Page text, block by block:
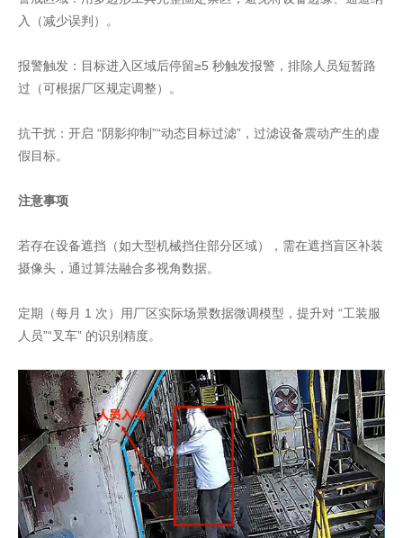
入（减少误判）。
报警触发：目标进入区域后停留≥5 秒触发报警，排除人员短暂路
过（可根据厂区规定调整）。
抗干扰：开启 “阴影抑制”“动态目标过滤”，过滤设备震动产生的虚
假目标。
注意事项
若存在设备遮挡（如大型机械挡住部分区域），需在遮挡盲区补装
摄像头，通过算法融合多视角数据。
定期（每月 1 次）用厂区实际场景数据微调模型，提升对 “工装服
人员”“叉车” 的识别精度。